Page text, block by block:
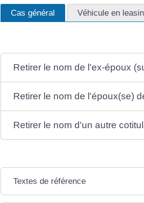
Cas général Véhicule en
Retirer le nom de l'ex-époux
Retirer le nom de l'époux(se)
Retirer le nom d'un autre
Textes de référence